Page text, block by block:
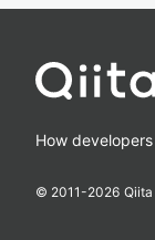
How
© 2011-2026 Qiita